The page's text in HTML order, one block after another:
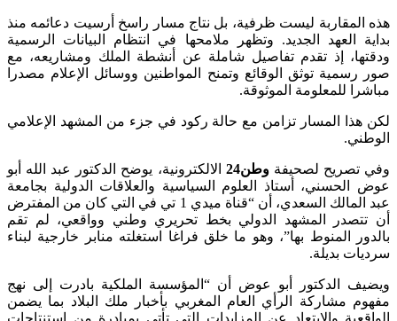
هذه المقاربة ليست ظرفية، بل نتاج مسار راسخ أرسيت دعائمه منذ
بداية العهد الجديد. وتظهر ملامحها في انتظام البيانات الرسمية
ودقتها، إذ تقدم تفاصيل شاملة عن أنشطة الملك ومشاريعه، مع
صور رسمية توثق الوقائع وتمنح المواطنين ووسائل الإعلام مصدرا
مباشرا للمعلومة الموثوقة.
لكن هذا المسار تزامن مع حالة ركود في جزء من المشهد الإعلامي
الوطني.
وفي تصريح لصحيفةوطن24
الالكترونية، يوضح الدكتور عبد الله أبو
عوض الحسني، أستاذ العلوم السياسية والعلاقات الدولية بجامعة
عبد المالك السعدي، أن “قناة ميدي 1 تي في التي كان من المفترض
أن تتصدر المشهد الدولي بخط تحريري وطني وواقعي، لم تقم
بالدور المنوط بها”، وهو ما خلق فراغا استغلته منابر خارجية لبناء
سرديات بديلة.
ويضيف الدكتور أبو عوض أن “المؤسسة الملكية بادرت إلى نهج
مفهوم مشاركة الرأي العام المغربي بأخبار ملك البلاد بما يضمن
الواقعية والابتعاد عن المزايدات التي تأتي بمبادرة من استنتاجات